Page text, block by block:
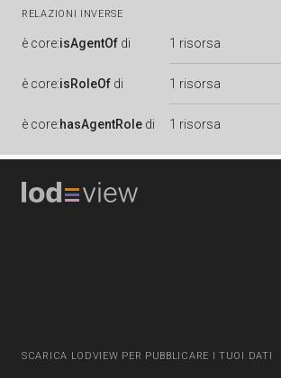
RELAZIONI INVERSE
è core:isAgentOf di 1 risorsa
è core:isRoleOf di 1 risorsa
è core:hasAgentRole di 1 risorsa
SCARICA LODVIEW PER PUBBLICARE I TUOI DATI